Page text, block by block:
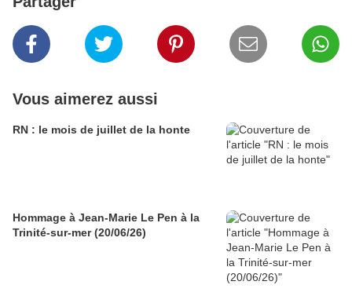
Vous aimerez aussi
RN : le mois de juillet de la honte
Hommage à Jean-Marie Le Pen à la
Trinité-sur-mer (20/06/26)